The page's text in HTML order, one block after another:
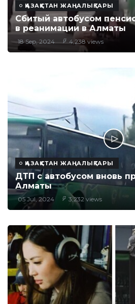
ҚАЗАҚСТАН ЖАҢАЛЫҚТАРЫ
Сбитый автобусом
в реанимации в Алматы
18 Sep, 2024 4,238 views
ҚАЗАҚСТАН ЖАҢАЛЫҚТАРЫ
ДТП с автобусом вновь
Алматы
05 Jul, 2024 3,232 views